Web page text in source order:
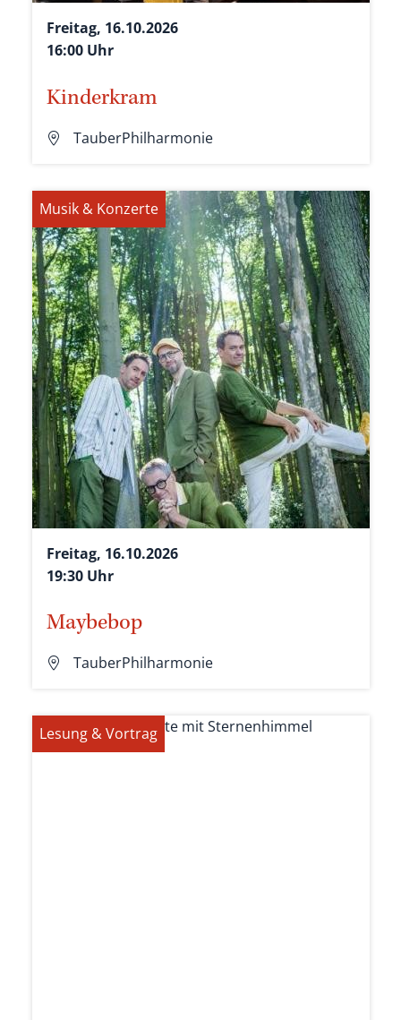
Freitag, 16.10.2026
16:00 Uhr
Kinderkram
TauberPhilharmonie
Musik & Konzerte
Freitag, 16.10.2026
19:30 Uhr
Maybebop
TauberPhilharmonie
Lesung & Vortrag